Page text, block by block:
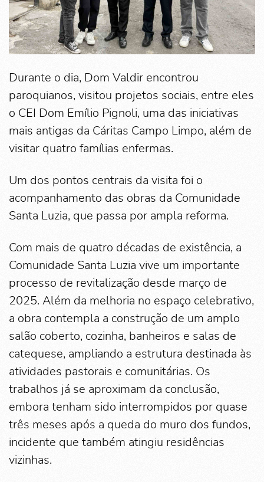
Durante o dia, Dom Valdir encontrou
paroquianos, visitou projetos sociais, entre eles
o CEI Dom Emílio Pignoli, uma das iniciativas
mais antigas da Cáritas Campo Limpo, além de
visitar quatro famílias enfermas.
Um dos pontos centrais da visita foi o
acompanhamento das obras da Comunidade
Santa Luzia, que passa por ampla reforma.
Com mais de quatro décadas de existência, a
Comunidade Santa Luzia vive um importante
processo de revitalização desde março de
2025. Além da melhoria no espaço celebrativo,
a obra contempla a construção de um amplo
salão coberto, cozinha, banheiros e salas de
catequese, ampliando a estrutura destinada às
atividades pastorais e comunitárias. Os
trabalhos já se aproximam da conclusão,
embora tenham sido interrompidos por quase
três meses após a queda do muro dos fundos,
incidente que também atingiu residências
vizinhas.